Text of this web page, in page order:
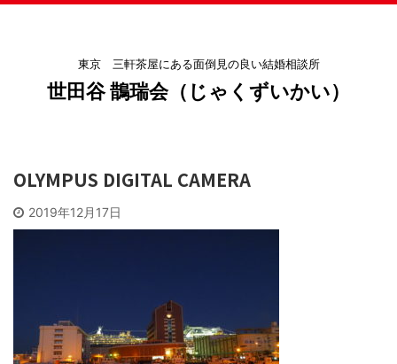
東京 三軒茶屋にある面倒見の良い結婚相談所
世田谷 鵲瑞会（じゃくずいかい）
OLYMPUS DIGITAL CAMERA
2019年12月17日